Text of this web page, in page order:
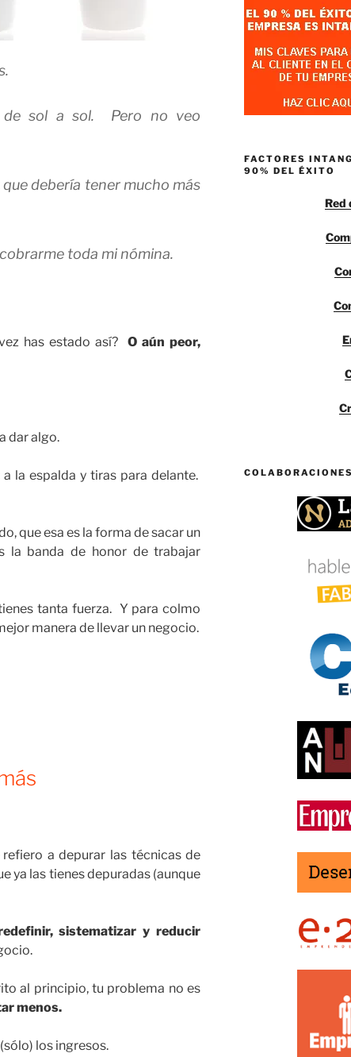
sol a sol. Pero no veo
debería tener mucho más
toda mi nómina.
vez has estado así?O aún peor,
dar algo.
la espalda y tiras para delante.
que esa es la forma de sacar un
la banda de honor de trabajar
tanta fuerza. Y para colmo
manera de llevar un negocio.
a depurar las técnicas de
ya las tienes depuradas (aunque
sistematizar y reducir
al principio, tu problema no es
menos.
los ingresos.
FACTORES
90% DEL ÉXITO
Red
COLABORACIONES